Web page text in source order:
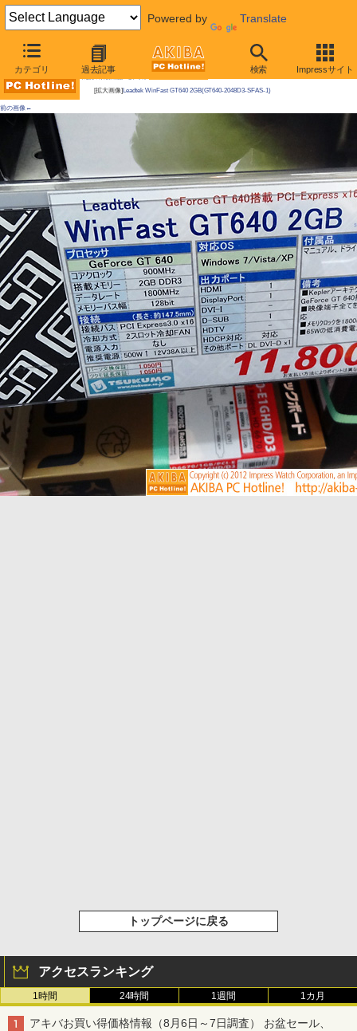
Powered by Translate
カテゴリ 過去記事 検索 Impressサイト
AKIBA PC Hotline!
[拡大画像] Leadtek WinFast GT640 2GB(GT640-2048D3-SFAS-1)
前の画像←
トップページに戻る
アクセスランキング
1時間 24時間 1週間 1カ月
アキバお買い得価格情報（8月6日～7日調査） お盆セール、